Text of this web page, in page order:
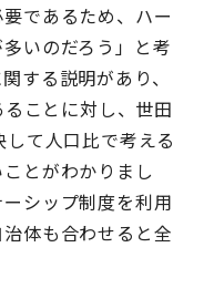
であるため、ハー
いのだろう」と考
する説明があり、
ことに対し、世田
て人口比で考える
とがわかりまし
シップ制度を利用
体も合わせると全